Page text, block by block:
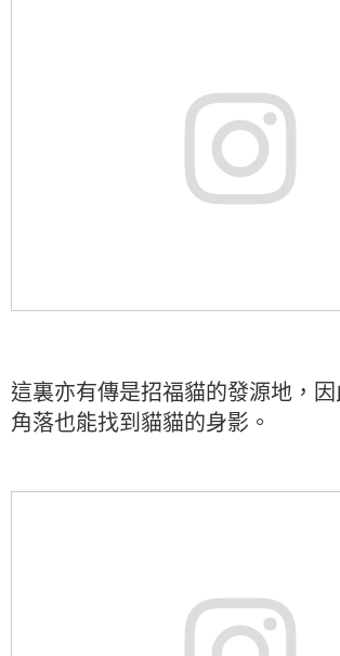
這裏亦有傳是招福貓的發源地，
角落也能找到貓貓的身影。